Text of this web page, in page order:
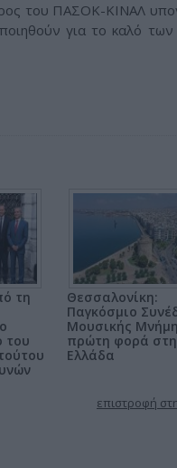
του ΠΑΣΟΚ-ΚΙΝΑΛ
για το καλό των
τη
του
Θεσσαλονίκη:
Παγκόσμιο
Μουσικής
πρώτη φορά
Ελλάδα
επιστροφή